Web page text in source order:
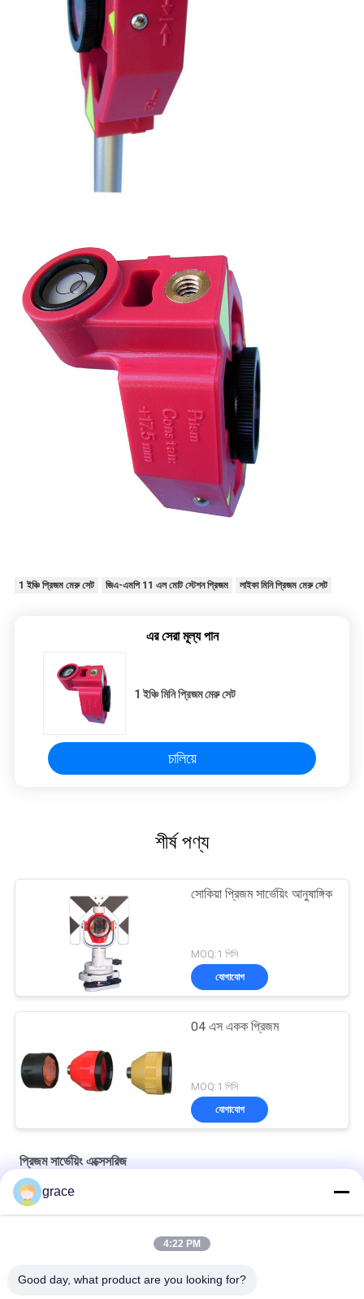
1 ইঞ্চি প্রিজম মেরু সেট জিএ-এমপি 11 এল মোট স্টেশন প্রিজম লাইকা মিনি প্রিজম মেরু সেট
এর সেরা মূল্য পান
1 ইঞ্চি মিনি প্রিজম মেরু সেট
চালিয়ে
শীর্ষ পণ্য
সোকিয়া প্রিজম সার্ভেয়িং আনুষাঙ্গিক
MOQ:1 পিসি
যোগাযোগ
04 এস একক প্রিজম
MOQ:1 পিসি
যোগাযোগ
প্রিজম সার্ভেয়িং এক্সেসরিজ
30 মিমি মিনি 360 ডি প্রিজম সার্ভেয়িং আনুষাঙ্গিক
grace
4:22 PM
Good day, what product are you looking for?